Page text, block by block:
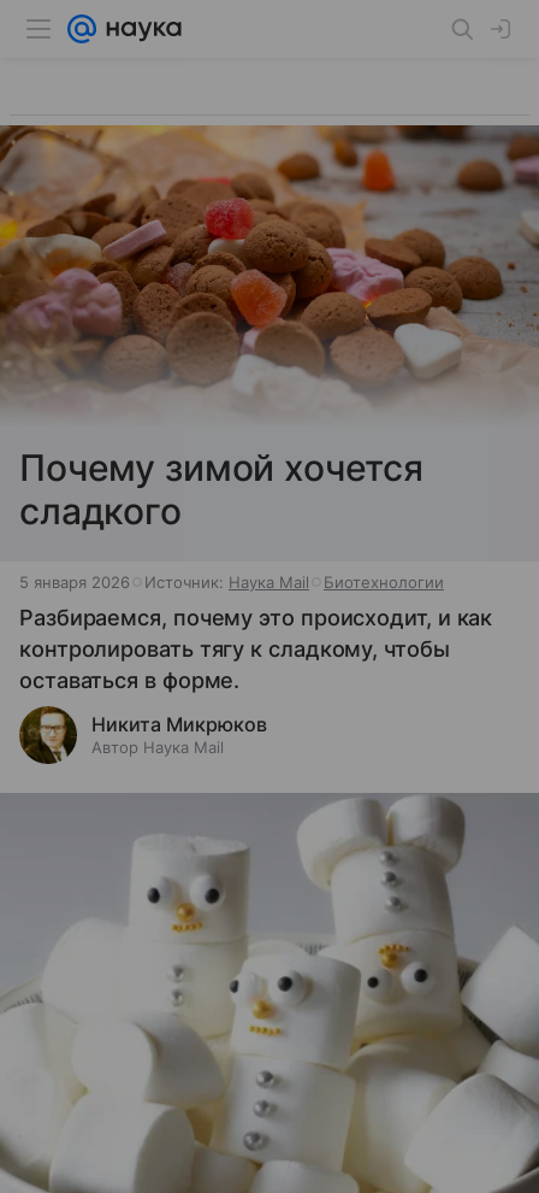
Почему зимой хочется
сладкого
5 января 2026 Источник: Наука Mail Биотехнологии
Разбираемся, почему это происходит, и как
контролировать тягу к сладкому, чтобы
оставаться в форме.
Никита Микрюков
Автор Наука Mail